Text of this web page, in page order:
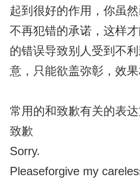
起到很好的作用，你虽
不再犯错的承诺，这样
的错误导致别人受到不
意，只能欲盖弥彰，
常用的和致歉有关的表达
致歉
Sorry.
Pleaseforgive my